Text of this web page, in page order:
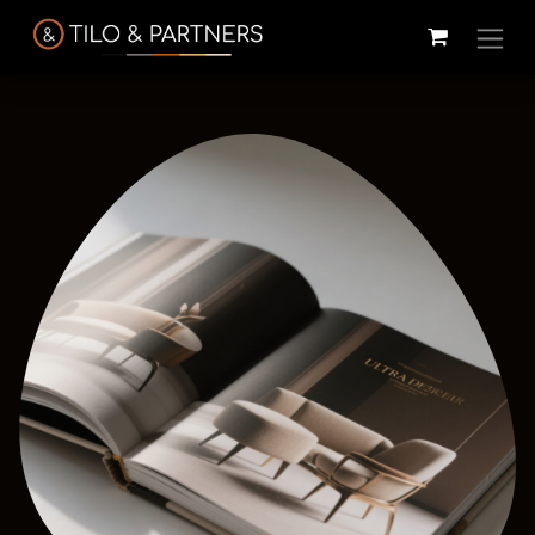
Tilo & Partners
@tiloandpartners
Cattelan
Italia
@cattelan.uy
Edoné
@edone.it
Franke
@franke.uy
Duravit
@tilobath
Alessi
@alessi.uy